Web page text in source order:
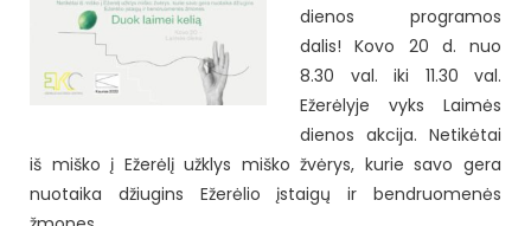
dienos programos
dalis! Kovo 20 d. nuo
8.30 val. iki 11.30 val.
Ežerėlyje vyks Laimės
dienos akcija. Netikėtai
iš miško į Ežerėlį užklys miško žvėrys, kurie savo gera
nuotaika džiugins Ežerėlio įstaigų ir bendruomenės